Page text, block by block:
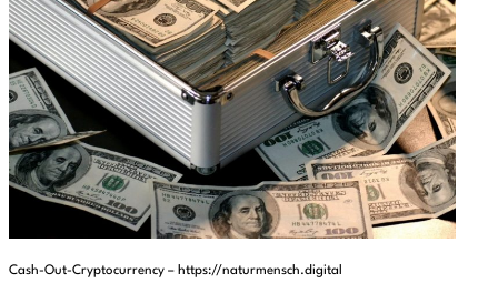
Cash-Out-Cryptocurrency – https://naturmensch.digital